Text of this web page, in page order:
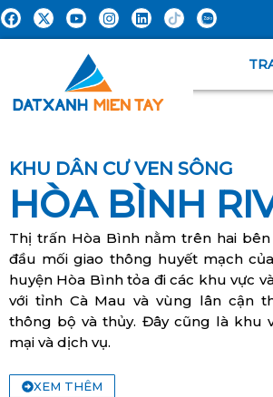
KHU DÂN CƯ VEN SÔNG
HÒA BÌNH
Thị trấn Hòa Bình nằm trên hai
đầu mối giao thông huyết mạch
huyện Hòa Bình tỏa đi các khu vực
với tỉnh Cà Mau và vùng lân cận
thông bộ và thủy. Đây cũng là khu
mại và dịch vụ.
XEM THÊM